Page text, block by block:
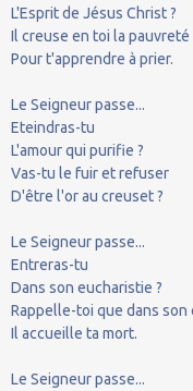
L'Esprit de Jésus Christ ?
Il creuse en toi la pauvreté
Pour t'apprendre à prier.
Le Seigneur passe...
Eteindras-tu
L'amour qui purifie ?
Vas-tu le fuir et refuser
D'être l'or au creuset ?
Le Seigneur passe...
Entreras-tu
Dans son eucharistie ?
Rappelle-toi que dans son
Il accueille ta mort.
Le Seigneur passe...